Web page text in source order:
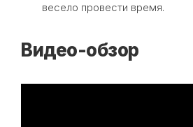
весело провести время.
Видео-обзор